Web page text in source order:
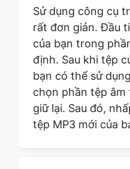
định. Sau khi tệp
bạn có thể sử
chọn phần tệp âm
giữ lại. Sau đó,
tệp MP3 mới của
Tôi có thể cắt